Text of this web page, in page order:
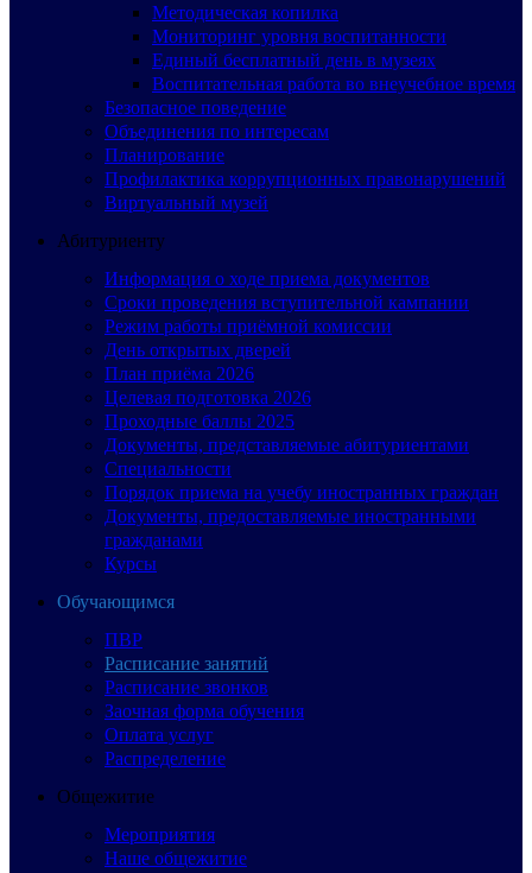
Методическая копилка
Мониторинг уровня воспитанности
Единый бесплатный день в музеях
Воспитательная работа во внеучебное время
Безопасное поведение
Объединения по интересам
Планирование
Профилактика коррупционных правонарушений
Виртуальный музей
Абитуриенту
Информация о ходе приема документов
Сроки проведения вступительной кампании
Режим работы приёмной комиссии
День открытых дверей
План приёма 2026
Целевая подготовка 2026
Проходные баллы 2025
Документы, представляемые абитуриентами
Специальности
Порядок приема на учебу иностранных граждан
Документы, предоставляемые иностранными
гражданами
Курсы
Обучающимся
ПВР
Расписание занятий
Расписание звонков
Заочная форма обучения
Оплата услуг
Распределение
Общежитие
Мероприятия
Наше общежитие